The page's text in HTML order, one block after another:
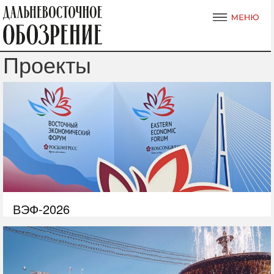
Проекты
ВЭФ-2026
С 1 по 4 сентября Владивосток вновь станет центром
притяжения для бизнеса, власти и инвесторов со всего
мира. Восточный экономический форум в 2026 году соберет
ключевые фигуры российской и международной экономики